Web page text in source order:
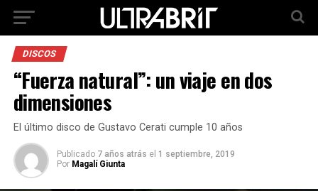
DISCOS
“Fuerza natural”: un viaje en dos
dimensiones
El último disco de Gustavo Cerati cumple 10 años
Publicado 7 años atrás el 1 septiembre, 2019
Por Magalí Giunta